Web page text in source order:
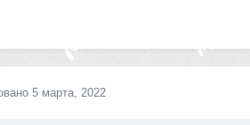
5 марта, 2022